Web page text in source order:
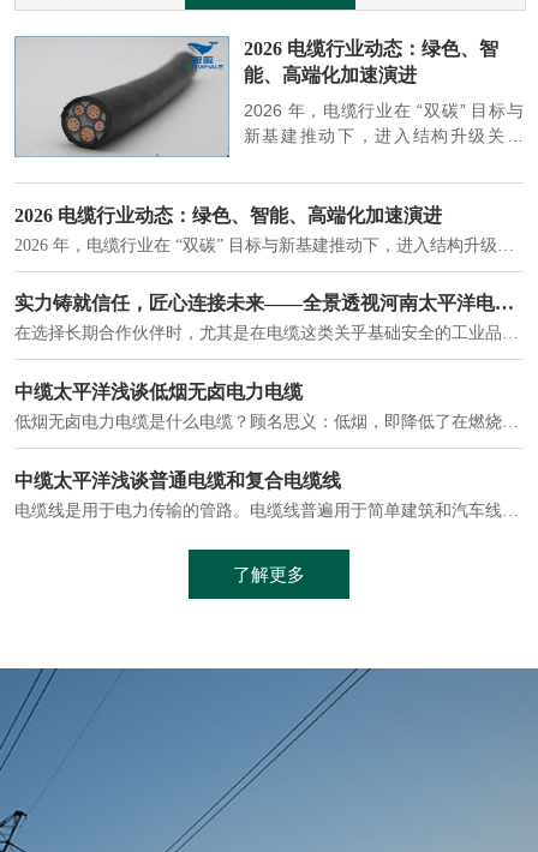
2026 电缆行业动态：绿色、智
能、高端化加速演进
2026 年，电缆行业在 “双碳” 目标与
新基建推动下，进入结构升级关键
大清晰趋势，市场格局持续优化。
2026 电缆行业动态：绿色、智能、高端化加速演进
实力铸就信任，匠心连接未来——全景透视河南太平洋电缆厂
在选择长期合作伙伴时，尤其是在电缆这类关乎基础安全的工业品上，供应商的“内在实力”远比一纸报价单更重要。今天，我们邀请您“云参观”河南太平洋电缆厂，透过每一个细节，看我们如何将“可靠”二字，铸入每一米电缆。
中缆太平洋浅谈低烟无卤电力电缆
低烟无卤电力电缆是什么电缆？顾名思义：低烟，即降低了在燃烧时有害物体的产生；卤素对于人体来说是一种有毒气体，无卤就是没有毒气体的释放，通常是针对电缆遇火灾时而言的。低烟无卤电力电缆又可以称之为环保电缆，低烟无卤电缆大多数用于医院和对环境卫生要求比较严格的地方。
中缆太平洋浅谈普通电缆和复合电缆线
电缆线是用于电力传输的管路。电缆线普遍用于简单建筑和汽车线材，作为能源输送缆线，电缆线的复杂结构勿庸置疑。根据目标功能，电缆线具有以下一些特点：建筑用和车用线材要求轻质、大批量生产、价格低廉、具有相当的电学和力学性能和长时间的耐老化性能；工业用线材必须具有符合客户要求的性能；
了解更多